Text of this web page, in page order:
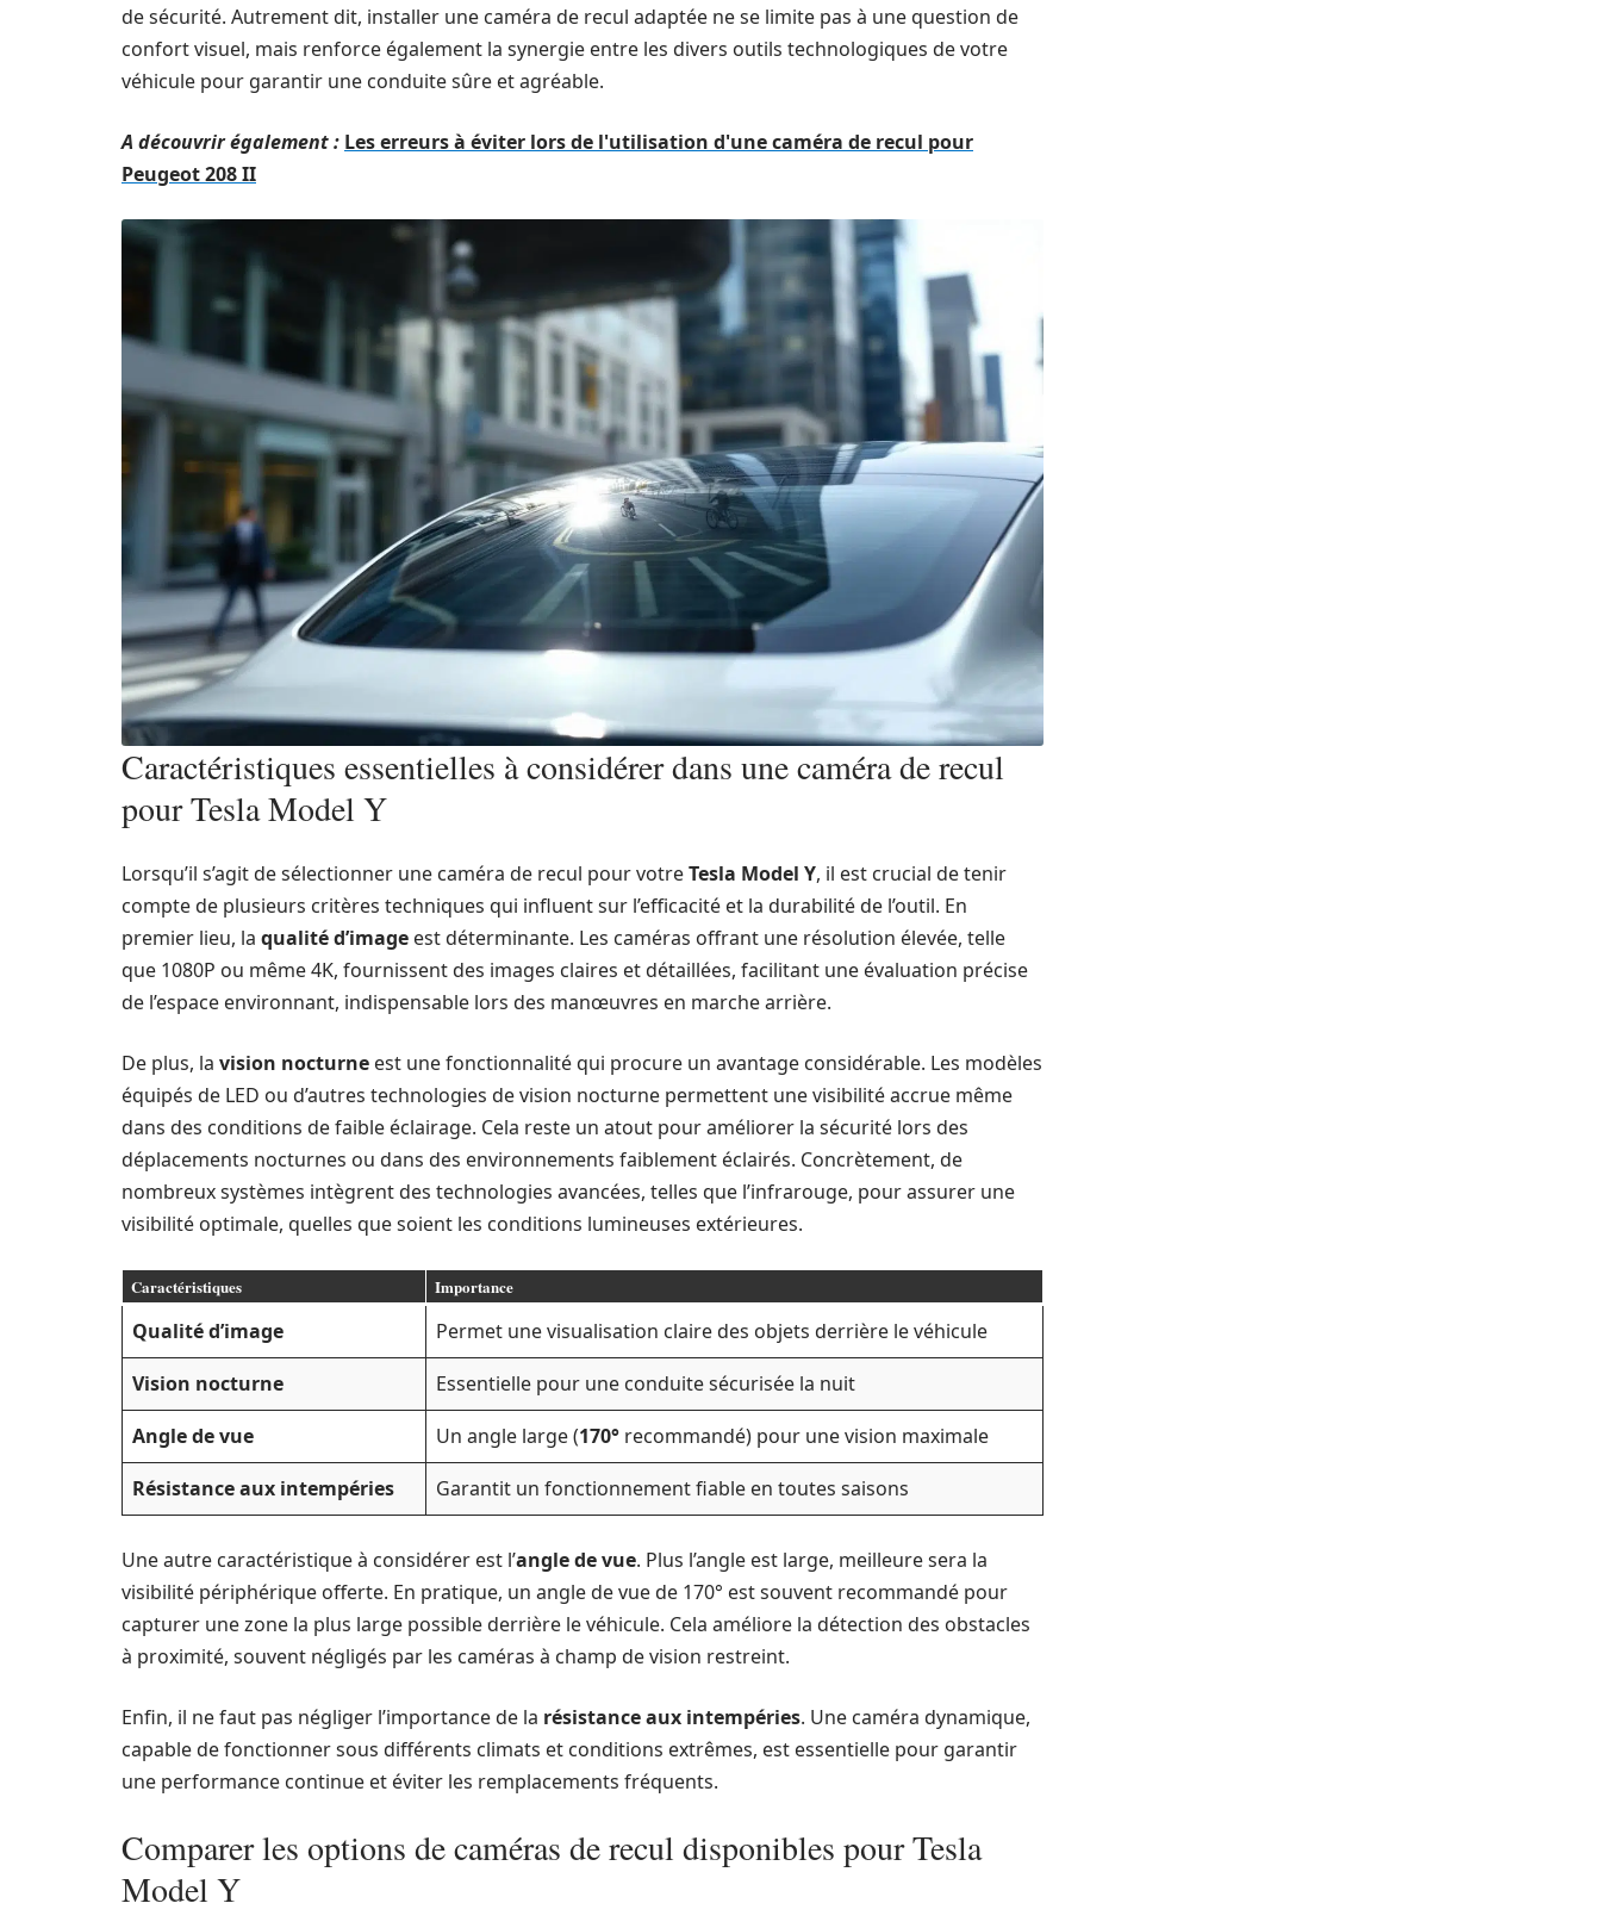
de sécurité. Autrement dit, installer une caméra de recul adaptée ne se limite pas à une question de
confort visuel, mais renforce également la synergie entre les divers outils technologiques de votre
véhicule pour garantir une conduite sûre et agréable.
A découvrir également : Les erreurs à éviter lors de l'utilisation d'une caméra de recul pour
Peugeot 208 II
Caractéristiques essentielles à considérer dans une caméra de recul
pour Tesla Model Y
Lorsqu’il s’agit de sélectionner une caméra de recul pour votreTesla Model Y, il est crucial de tenir
compte de plusieurs critères techniques qui influent sur l’efficacité et la durabilité de l’outil. En
premier lieu, la qualité d’image est déterminante. Les caméras offrant une résolution élevée, telle
que 1080P ou même 4K, fournissent des images claires et détaillées, facilitant une évaluation précise
de l’espace environnant, indispensable lors des manœuvres en marche arrière.
De plus, la vision nocturne est une fonctionnalité qui procure un avantage considérable. Les modèles
équipés de LED ou d’autres technologies de vision nocturne permettent une visibilité accrue même
dans des conditions de faible éclairage. Cela reste un atout pour améliorer la sécurité lors des
déplacements nocturnes ou dans des environnements faiblement éclairés. Concrètement, de
nombreux systèmes intègrent des technologies avancées, telles que l’infrarouge, pour assurer une
visibilité optimale, quelles que soient les conditions lumineuses extérieures.
Caractéristiques Importance
Qualité d’image
Permet une visualisation claire des objets derrière le véhicule
Vision nocturne
Essentielle pour une conduite sécurisée la nuit
Angle de vue
Un angle large (170° recommandé) pour une vision maximale
Résistance aux intempéries
Garantit un fonctionnement fiable en toutes saisons
Une autre caractéristique à considérer est l’angle de vue. Plus l’angle est large, meilleure sera la
visibilité périphérique offerte. En pratique, un angle de vue de 170° est souvent recommandé pour
capturer une zone la plus large possible derrière le véhicule. Cela améliore la détection des obstacles
à proximité, souvent négligés par les caméras à champ de vision restreint.
Enfin, il ne faut pas négliger l’importance de la résistance aux intempéries. Une caméra dynamique,
capable de fonctionner sous différents climats et conditions extrêmes, est essentielle pour garantir
une performance continue et éviter les remplacements fréquents.
Comparer les options de caméras de recul disponibles pour Tesla
Model Y